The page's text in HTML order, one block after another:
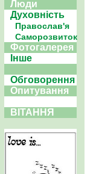
Люди
Духовність
Православ'я
Саморозвиток
Фотогалерея
Інше
Обговорення
Опитування
ВІТАННЯ